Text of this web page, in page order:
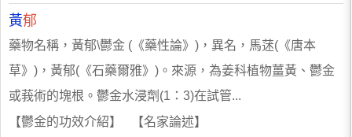
黃郁
藥物名稱，黃郁\鬱金 (《藥性論》)，異名，馬蒁(《唐本
草》)，黃郁(《石藥爾雅》)。來源，為姜科植物薑黃、鬱金
或莪術的塊根。鬱金水浸劑(1：3)在試管...
【鬱金的功效介紹】 【名家論述】